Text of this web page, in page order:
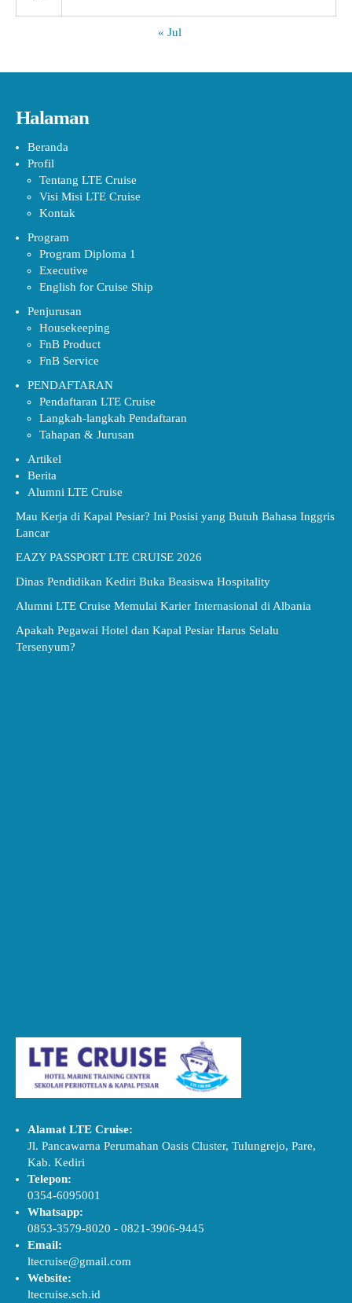
« Jul
Halaman
Beranda
Profil
Tentang LTE Cruise
Visi Misi LTE Cruise
Kontak
Program
Program Diploma 1
Executive
English for Cruise Ship
Penjurusan
Housekeeping
FnB Product
FnB Service
PENDAFTARAN
Pendaftaran LTE Cruise
Langkah-langkah Pendaftaran
Tahapan & Jurusan
Artikel
Berita
Alumni LTE Cruise
Mau Kerja di Kapal Pesiar? Ini Posisi yang Butuh Bahasa Inggris
Lancar
EAZY PASSPORT LTE CRUISE 2026
Dinas Pendidikan Kediri Buka Beasiswa Hospitality
Alumni LTE Cruise Memulai Karier Internasional di Albania
Apakah Pegawai Hotel dan Kapal Pesiar Harus Selalu
Tersenyum?
Alamat LTE Cruise:
Jl. Pancawarna Perumahan Oasis Cluster, Tulungrejo, Pare,
Kab. Kediri
Telepon:
0354-6095001
Whatsapp:
0853-3579-8020 - 0821-3906-9445
Email:
ltecruise@gmail.com
Website:
ltecruise.sch.id